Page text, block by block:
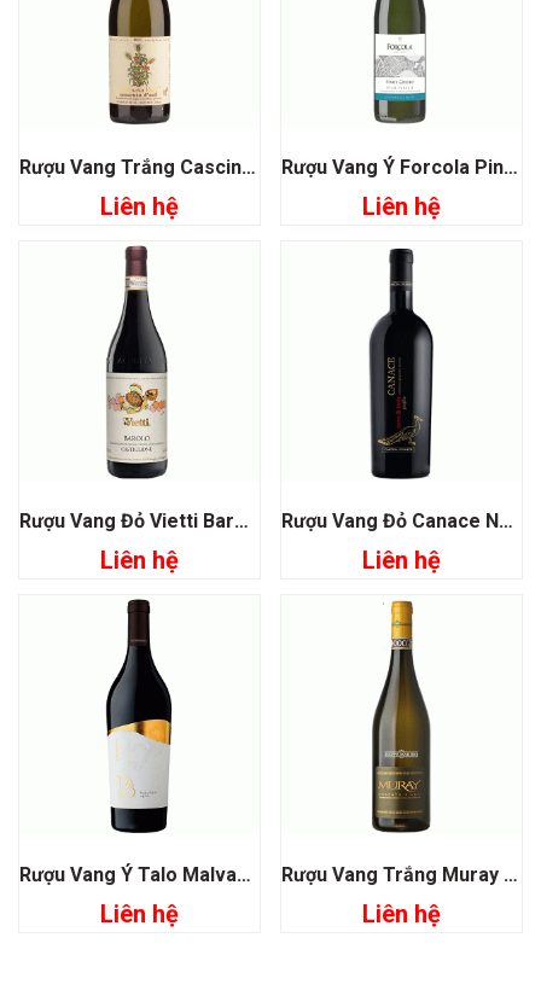
Rượu Vang Trắng Cascinetta Vietti Moscato D’asti
Liên hệ
Rượu Vang Ý Forcola Pinot Grigio Veneto
Liên hệ
Rượu Vang Đỏ Vietti Barolo Castiglione
Liên hệ
Rượu Vang Đỏ Canace Nero Di Troia Pugia
Liên hệ
Rượu Vang Ý Talo Malvasia Nera
Liên hệ
Rượu Vang Trắng Muray Moscato D’asti
Liên hệ